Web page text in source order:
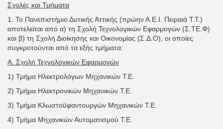
Σχολές και Τμήματα
1. Το Πανεπιστήμιο Δυτικής Αττικής (πρώην Α.Ε.Ι. Πειραιά Τ.Τ.)
αποτελείται από α) τη Σχολή Τεχνολογικών Εφαρμογών (Σ.ΤΕ.Φ)
και β) τη Σχολή Διοίκησης και Οικονομίας (Σ.Δ.Ο), οι οποίες
συγκροτούνται από τα εξής τμήματα:
Α. Σχολή Τεχνολογικών Εφαρμογών
1) Τμήμα Ηλεκτρολόγων Μηχανικών Τ.Ε.
2) Τμήμα Ηλεκτρονικών Μηχανικών Τ.Ε.
3) Τμήμα Κλωστοϋφαντουργών Μηχανικών Τ.Ε.
4) Τμήμα Μηχανικών Αυτοματισμού Τ.Ε.